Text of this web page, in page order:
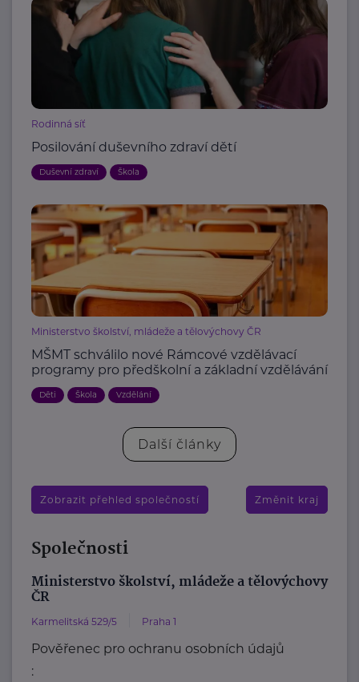
Rodinná síť
Posilování duševního zdraví dětí
Duševní zdraví Škola
Ministerstvo školství, mládeže a tělovýchovy ČR
MŠMT schválilo nové Rámcové vzdělávací
programy pro předškolní a základní vzdělávání
Děti Škola Vzdělání
Další články
Zobrazit přehled společností Změnit kraj
Společnosti
Ministerstvo školství, mládeže a tělovýchovy
ČR
Karmelitská 529/5 Praha 1
Pověřenec pro ochranu osobních údajů
: